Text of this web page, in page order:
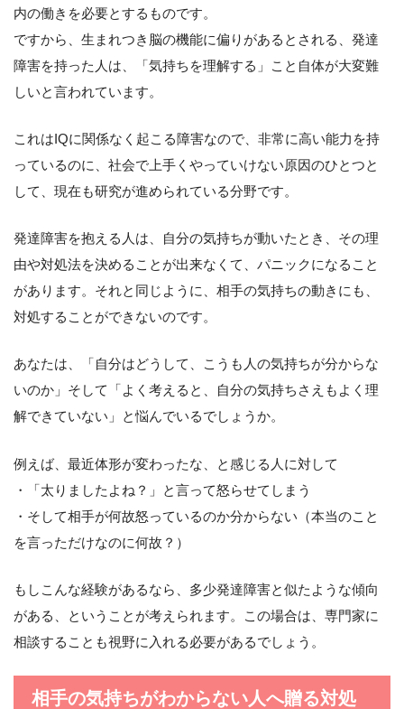
内の働きを必要とするものです。
ですから、生まれつき脳の機能に偏りがあるとされる、発達
障害を持った人は、「気持ちを理解する」こと自体が大変難
しいと言われています。
これはIQに関係なく起こる障害なので、非常に高い能力を持
っているのに、社会で上手くやっていけない原因のひとつと
して、現在も研究が進められている分野です。
発達障害を抱える人は、自分の気持ちが動いたとき、その理
由や対処法を決めることが出来なくて、パニックになること
があります。それと同じように、相手の気持ちの動きにも、
対処することができないのです。
あなたは、「自分はどうして、こうも人の気持ちが分からな
いのか」そして「よく考えると、自分の気持ちさえもよく理
解できていない」と悩んでいるでしょうか。
例えば、最近体形が変わったな、と感じる人に対して
・「太りましたよね？」と言って怒らせてしまう
・そして相手が何故怒っているのか分からない（本当のこと
を言っただけなのに何故？）
もしこんな経験があるなら、多少発達障害と似たような傾向
がある、ということが考えられます。この場合は、専門家に
相談することも視野に入れる必要があるでしょう。
相手の気持ちがわからない人へ贈る対処